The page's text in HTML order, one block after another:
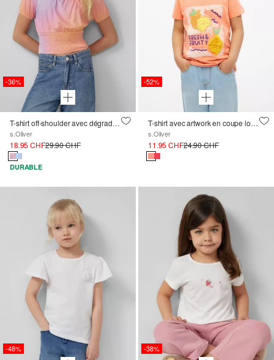
-36%
T-shirt off-shoulder avec dégradé de couleurs
s.Oliver
18.95 CHF29.90 CHF
DURABLE
-52%
T-shirt avec artwork en coupe loose
s.Oliver
11.95 CHF24.90 CHF
-48% -38%